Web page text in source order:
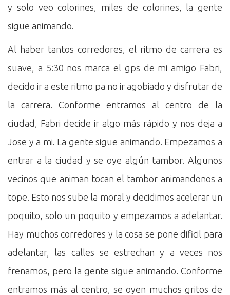
y solo veo colorines, miles de colorines, la gente
sigue animando.
Al haber tantos corredores, el ritmo de carrera es
suave, a 5:30 nos marca el gps de mi amigo Fabri,
decido ir a este ritmo pa no ir agobiado y disfrutar de
la carrera. Conforme entramos al centro de la
ciudad, Fabri decide ir algo más rápido y nos deja a
Jose y a mi. La gente sigue animando. Empezamos a
entrar a la ciudad y se oye algún tambor. Algunos
vecinos que animan tocan el tambor animandonos a
tope. Esto nos sube la moral y decidimos acelerar un
poquito, solo un poquito y empezamos a adelantar.
Hay muchos corredores y la cosa se pone dificil para
adelantar, las calles se estrechan y a veces nos
frenamos, pero la gente sigue animando. Conforme
entramos más al centro, se oyen muchos gritos de